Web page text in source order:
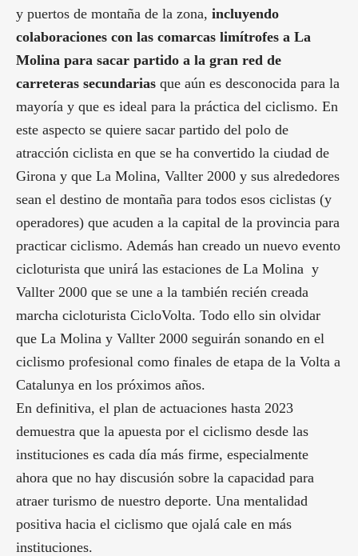
y puertos de montaña de la zona, incluyendo
colaboraciones con las comarcas limítrofes a La
Molina para sacar partido a la gran red de
carreteras secundarias que aún es desconocida para la
mayoría y que es ideal para la práctica del ciclismo. En
este aspecto se quiere sacar partido del polo de
atracción ciclista en que se ha convertido la ciudad de
Girona y que La Molina, Vallter 2000 y sus alrededores
sean el destino de montaña para todos esos ciclistas (y
operadores) que acuden a la capital de la provincia para
practicar ciclismo. Además han creado un nuevo evento
cicloturista que unirá las estaciones de La Molina y
Vallter 2000 que se une a la también recién creada
marcha cicloturista CicloVolta. Todo ello sin olvidar
que La Molina y Vallter 2000 seguirán sonando en el
ciclismo profesional como finales de etapa de la Volta a
Catalunya en los próximos años.
En definitiva, el plan de actuaciones hasta 2023
demuestra que la apuesta por el ciclismo desde las
instituciones es cada día más firme, especialmente
ahora que no hay discusión sobre la capacidad para
atraer turismo de nuestro deporte. Una mentalidad
positiva hacia el ciclismo que ojalá cale en más
instituciones.